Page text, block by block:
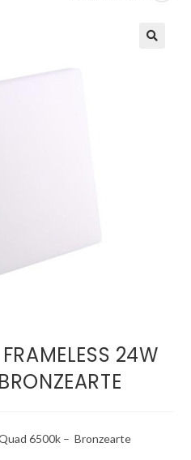
24W
6500k – Bronzearte